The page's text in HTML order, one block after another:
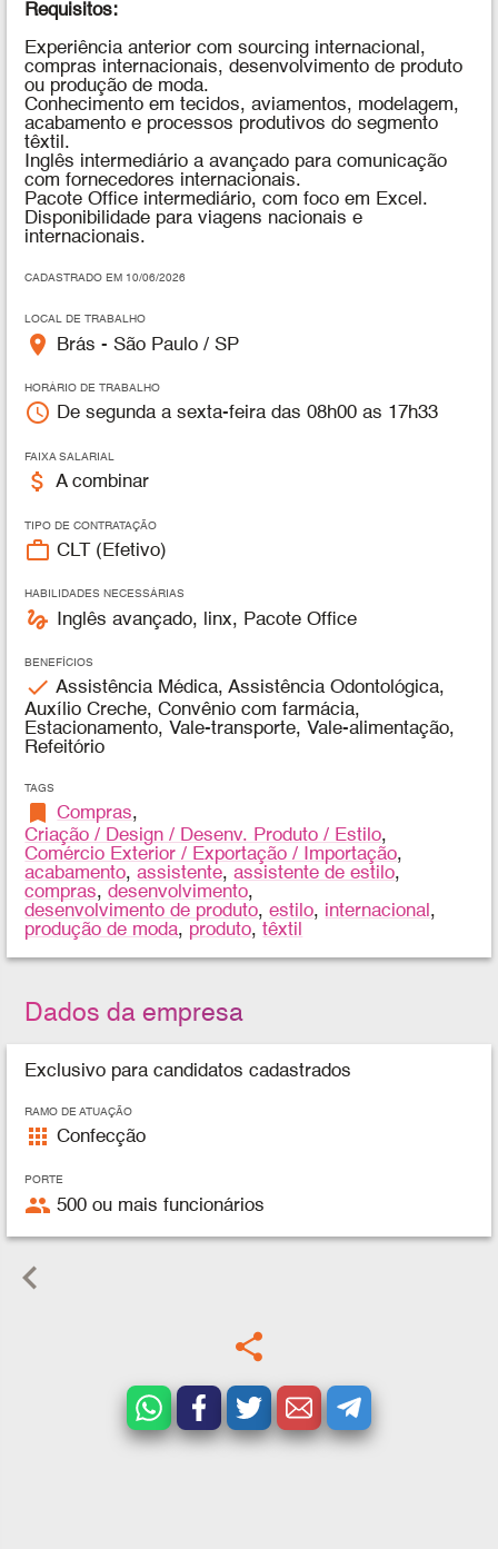
Requisitos:
Experiência anterior com sourcing internacional,
compras internacionais, desenvolvimento de produto
ou produção de moda.
Conhecimento em tecidos, aviamentos, modelagem,
acabamento e processos produtivos do segmento
têxtil.
Inglês intermediário a avançado para comunicação
com fornecedores internacionais.
Pacote Office intermediário, com foco em Excel.
Disponibilidade para viagens nacionais e
internacionais.
CADASTRADO EM 10/06/2026
LOCAL DE TRABALHO
place Brás - São Paulo / SP
HORÁRIO DE TRABALHO
access_time De segunda a sexta-feira das 08h00 as 17h33
FAIXA SALARIAL
attach_money A combinar
TIPO DE CONTRATAÇÃO
work_outline CLT (Efetivo)
HABILIDADES NECESSÁRIAS
gesture Inglês avançado, linx, Pacote Office
BENEFÍCIOS
check Assistência Médica, Assistência Odontológica,
Auxílio Creche, Convênio com farmácia,
Estacionamento, Vale-transporte, Vale-alimentação,
Refeitório
TAGS
bookmark Compras,
Criação / Design / Desenv. Produto / Estilo,
Comércio Exterior / Exportação / Importação,
acabamento,assistente,assistente de estilo,
compras,desenvolvimento,
desenvolvimento de produto,estilo, internacional ,
produção de moda, produto,têxtil
Dados da empresa
Exclusivo para candidatos cadastrados
RAMO DE ATUAÇÃO
apps Confecção
PORTE
people 500 ou mais funcionários
keyboard_arrow_left
share